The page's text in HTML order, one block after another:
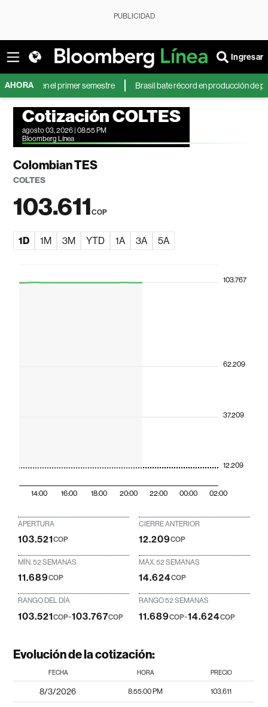
PUBLICIDAD
Ingresar
AHORA
en el primer semestre Brasil bate récord en producción de petróleo
Cotización COLTES
agosto 03, 2026 | 08:55 PM
Bloomberg Línea
Colombian TES
COLTES
103.611COP
1D 1M 3M YTD 1A 3A 5A
14:00 16:00 18:00 20:00 22:00 00:00 02:00
12.209
37.209
62.209
103.767
APERTURA
103.521COP
CIERRE ANTERIOR
12.209COP
MÍN. 52 SEMANAS
11.689COP
MÁX. 52 SEMANAS
14.624COP
RANGO DEL DÍA
103.521COP-103.767COP
RANGO 52 SEMANAS
11.689COP-14.624COP
Evolución de la cotización:
FECHA HORA PRECIO
8/3/2026 8:55:00 PM 103.611